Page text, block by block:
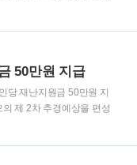
. 이번 추경중 가장 중요
전금융권 비상금대출 종
성화 되고, 모바일 생활이
소득 증빙 없이 빠르게
었습니다. 직장이 없는 주
50만원 지급
당 재난지원금 50만원 지
제 2차 추경예상을 편성
. 이번 추경중 가장 중요